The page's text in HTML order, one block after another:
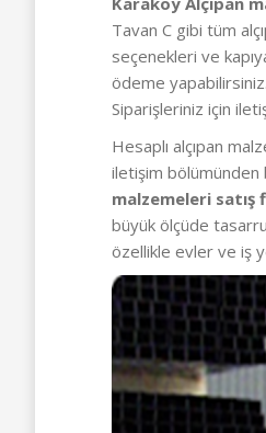
Tavan C gibi tüm
seçenekleri ve
ödeme
Siparişleriniz için
Hesaplı alçıpan
iletişim bölümünden
malzemeleri satış
büyük ölçüde
özellikle evler ve iş